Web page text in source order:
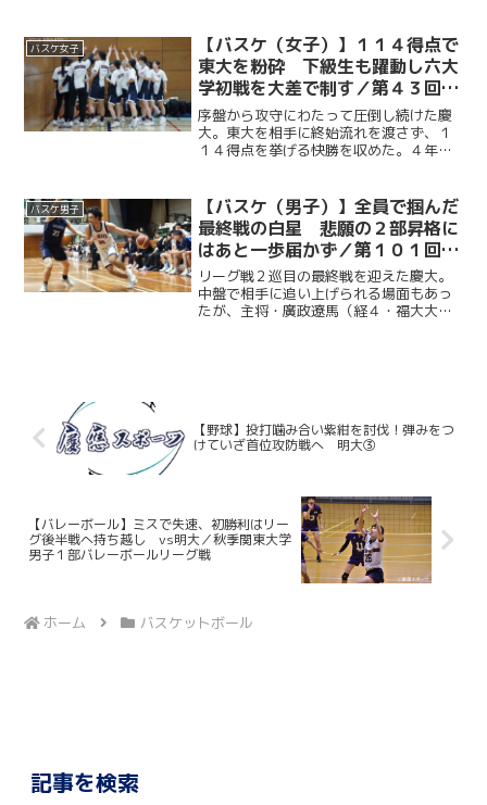
しいディフェンスに終始苦しみ、６３
−８０で惜しくも敗れて...
バスケ女子
【バスケ（女子）】１１４得点で
東大を粉砕 下級生も躍動し六大
学初戦を大差で制す／第４３回東
京六大学女子バスケットボール対
抗戦 vs 東大
序盤から攻守にわたって圧倒し続けた慶
大。東大を相手に終始流れを渡さず、１
１４得点を挙げる快勝を収めた。４年生
子）、松岡優希乃（商２・都立国立）な
ど下級生も存在感を発揮。全員...
バスケ男子
【バスケ（男子）】全員で掴んだ
最終戦の白星 悲願の２部昇格に
はあと一歩届かず／第１０１回関
東大学バスケットボールリーグ戦
vs 学習院大
リーグ戦２巡目の最終戦を迎えた慶大。
中盤で相手に追い上げられる場面もあっ
たが、主将・廣政遼馬（経４・福大大
【野球】投打噛み合い紫紺を討伐！弾みをつ
けていざ首位攻防戦へ 明大③
【バレーボール】ミスで失速、初勝利はリー
グ後半戦へ持ち越し vs明大／秋季関東大学
男子１部バレーボールリーグ戦
ホーム バスケットボール
記事を検索